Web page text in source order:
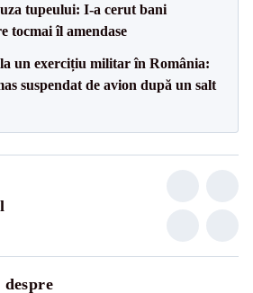
tupeului: I-a cerut bani
tocmai îl amendase
un exercițiu militar în România:
suspendat de avion după un salt